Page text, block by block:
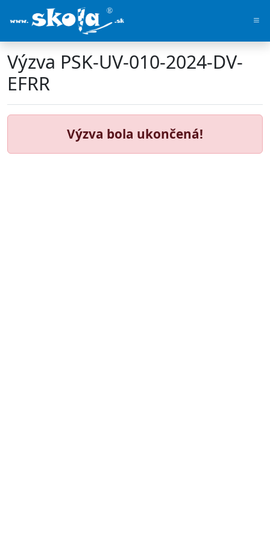
Výzva PSK-UV-010-2024-DV-
EFRR
Výzva bola ukončená!